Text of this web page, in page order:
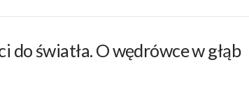
do światła. O wędrówce w głąb